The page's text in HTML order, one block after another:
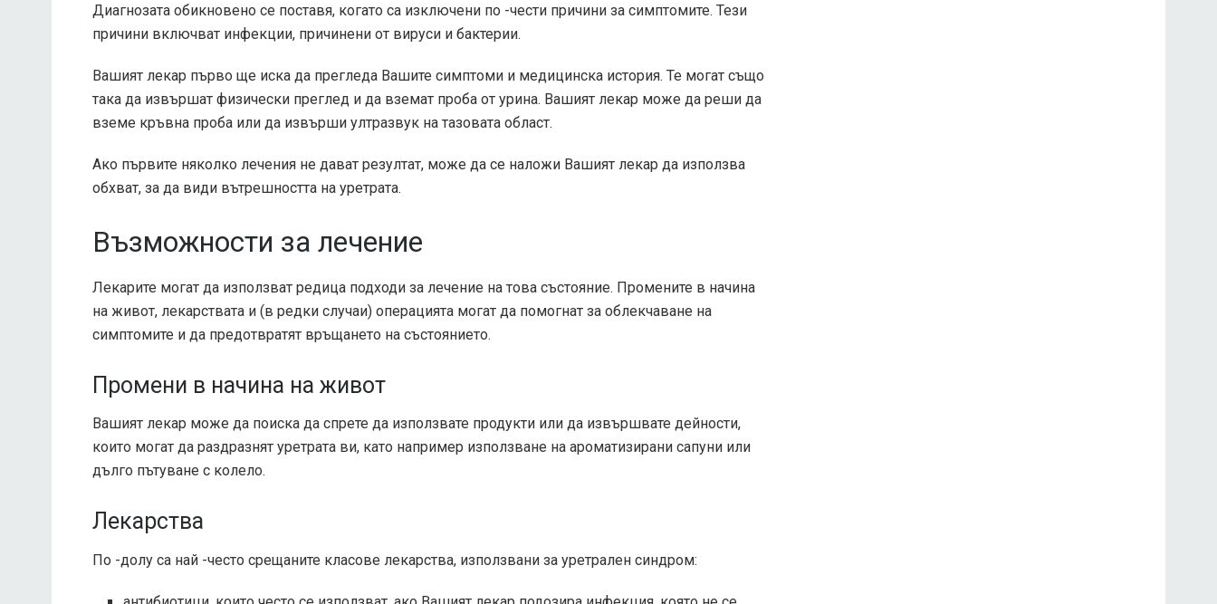
Диагнозата обикновено се поставя, когато са изключени по -чести причини за симптомите. Тези
причини включват инфекции, причинени от вируси и бактерии.
Вашият лекар първо ще иска да прегледа Вашите симптоми и медицинска история. Те могат също
така да извършат физически преглед и да вземат проба от урина. Вашият лекар може да реши да
вземе кръвна проба или да извърши ултразвук на тазовата област.
Ако първите няколко лечения не дават резултат, може да се наложи Вашият лекар да използва
обхват, за да види вътрешността на уретрата.
Възможности за лечение
Лекарите могат да използват редица подходи за лечение на това състояние. Промените в начина
на живот, лекарствата и (в редки случаи) операцията могат да помогнат за облекчаване на
симптомите и да предотвратят връщането на състоянието.
Промени в начина на живот
Вашият лекар може да поиска да спрете да използвате продукти или да извършвате дейности,
които могат да раздразнят уретрата ви, като например използване на ароматизирани сапуни или
дълго пътуване с колело.
Лекарства
По -долу са най -често срещаните класове лекарства, използвани за уретрален синдром: